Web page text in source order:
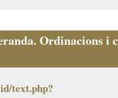
Ordinacions i
text.php?